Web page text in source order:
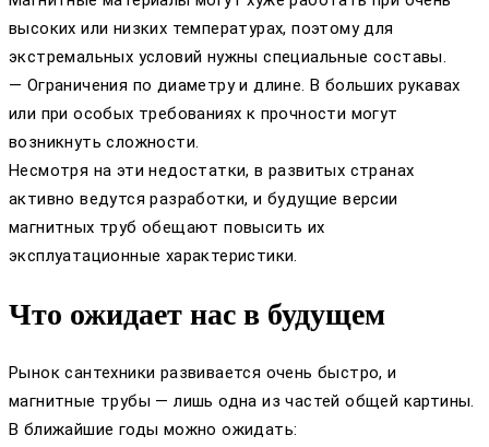
высоких или низких температурах, поэтому для
экстремальных условий нужны специальные составы.
— Ограничения по диаметру и длине. В больших рукавах
или при особых требованиях к прочности могут
возникнуть сложности.
Несмотря на эти недостатки, в развитых странах
активно ведутся разработки, и будущие версии
магнитных труб обещают повысить их
эксплуатационные характеристики.
Что ожидает нас в будущем
Рынок сантехники развивается очень быстро, и
магнитные трубы — лишь одна из частей общей картины.
В ближайшие годы можно ожидать: